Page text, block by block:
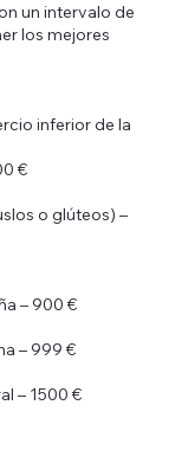
un intervalo de
los mejores
inferior de la
€
o glúteos) –
– 900 €
– 999 €
– 1500 €